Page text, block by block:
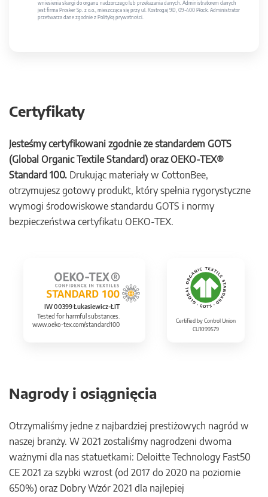
wniesienia skargi do organu nadzorczego lub przekazania danych. Administratorem danych
jest firma Prosker Sp. z o.o., mieszcząca się przy ul. Kostrogaj 9D, 09-400 Płock. Administrator
przetwarza dane zgodnie z Polityką prywatności.
Certyfikaty
Jesteśmy certyfikowani zgodnie ze standardem GOTS
(Global Organic Textile Standard) oraz OEKO-TEX®
Standard 100. Drukując materiały w CottonBee,
otrzymujesz gotowy produkt, który spełnia rygorystyczne
wymogi środowiskowe standardu GOTS i normy
bezpieczeństwa certyfikatu OEKO-TEX.
IW 00399 Łukasiewicz-ŁIT
Tested for harmful substances.
www.oeko-tex.com/standard100
Certified by Control Union
CU1099579
Nagrody i osiągnięcia
Otrzymaliśmy jedne z najbardziej prestiżowych nagród w
naszej branży. W 2021 zostaliśmy nagrodzeni dwoma
ważnymi dla nas statuetkami: Deloitte Technology Fast50
CE 2021 za szybki wzrost (od 2017 do 2020 na poziomie
650%) oraz Dobry Wzór 2021 dla najlepiej